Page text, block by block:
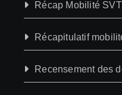
Récap Mobilité
Récapitulatif
Recensement des